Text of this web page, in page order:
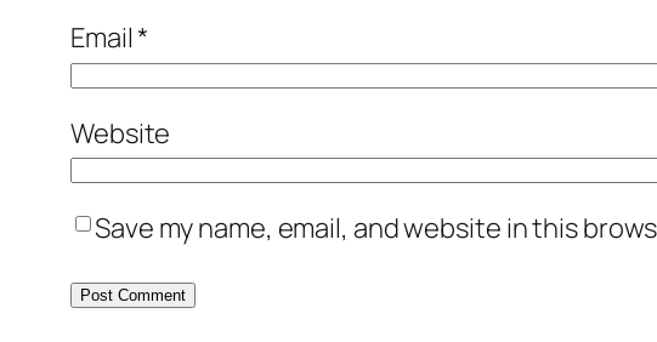
Email*
Website
Save my name, email, and website in this